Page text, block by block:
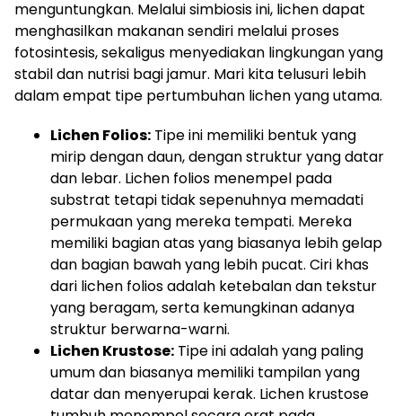
menguntungkan. Melalui simbiosis ini, lichen dapat
menghasilkan makanan sendiri melalui proses
fotosintesis, sekaligus menyediakan lingkungan yang
stabil dan nutrisi bagi jamur. Mari kita telusuri lebih
dalam empat tipe pertumbuhan lichen yang utama.
Lichen Folios: Tipe ini memiliki bentuk yang
mirip dengan daun, dengan struktur yang datar
dan lebar. Lichen folios menempel pada
substrat tetapi tidak sepenuhnya memadati
permukaan yang mereka tempati. Mereka
memiliki bagian atas yang biasanya lebih gelap
dan bagian bawah yang lebih pucat. Ciri khas
dari lichen folios adalah ketebalan dan tekstur
yang beragam, serta kemungkinan adanya
struktur berwarna-warni.
Lichen Krustose: Tipe ini adalah yang paling
umum dan biasanya memiliki tampilan yang
datar dan menyerupai kerak. Lichen krustose